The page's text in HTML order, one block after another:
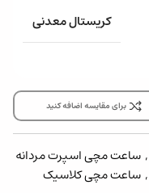
کریستال معدنی
برای مقایسه اضافه کنید
, ساعت مچی اسپرت مردانه
, ساعت مچی کلاسیک